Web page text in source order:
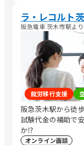
ラ・レコルト
阪急電車 茨木市駅よ
就労移行支援
阪急茨木駅から徒
試験代金の補助で
か⁉️
オンライン面談